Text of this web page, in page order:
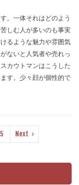
。一体それはどのよう
しむ人が多いのも事実
るような魅力や雰囲気
ないと人気者や売れっ
カウトマンはこうした
す。少々顔が個性的で
5 Next